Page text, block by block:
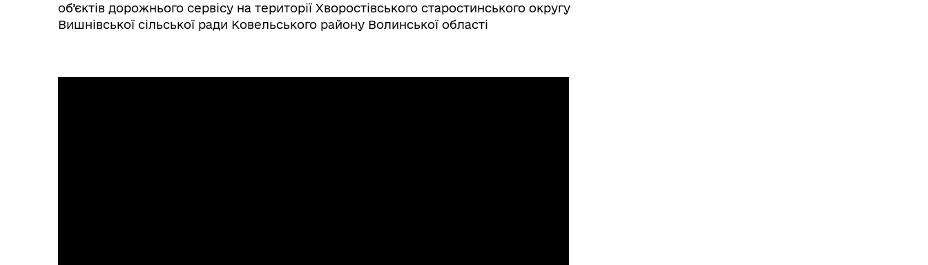
Центр надання соціальних
послуг
Регуляторна діяльність
об’єктів дорожнього сервісу на території Хворостівського старостинського округу
Вишнівської сільської ради Ковельського району Волинської області